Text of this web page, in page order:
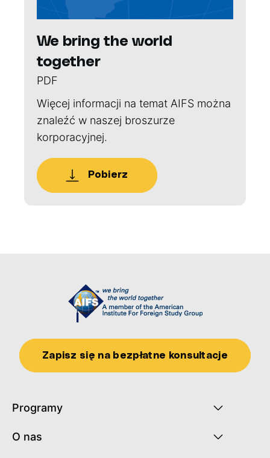
We bring the world
together
PDF
Więcej informacji na temat AIFS można
znaleźć w naszej broszurze
korporacyjnej.
Pobierz
Zapisz się na bezpłatne konsultacje
Programy
O nas